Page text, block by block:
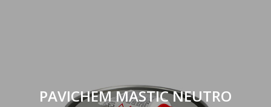
PAVICHEM MASTIC NEUTRO